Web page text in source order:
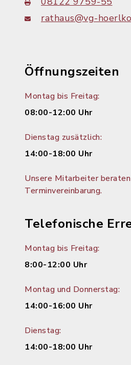
rathaus@vg-
Öffnungszeiten
Montag bis Freitag:
08:00-12:00 Uhr
Dienstag zusätzlich:
14:00-18:00 Uhr
Unsere Mitarbeiter beraten
Terminvereinbarung.
Telefonische
Montag bis Freitag:
8:00-12:00 Uhr
Montag und Donnerstag:
14:00-16:00 Uhr
Dienstag:
14:00-18:00 Uhr